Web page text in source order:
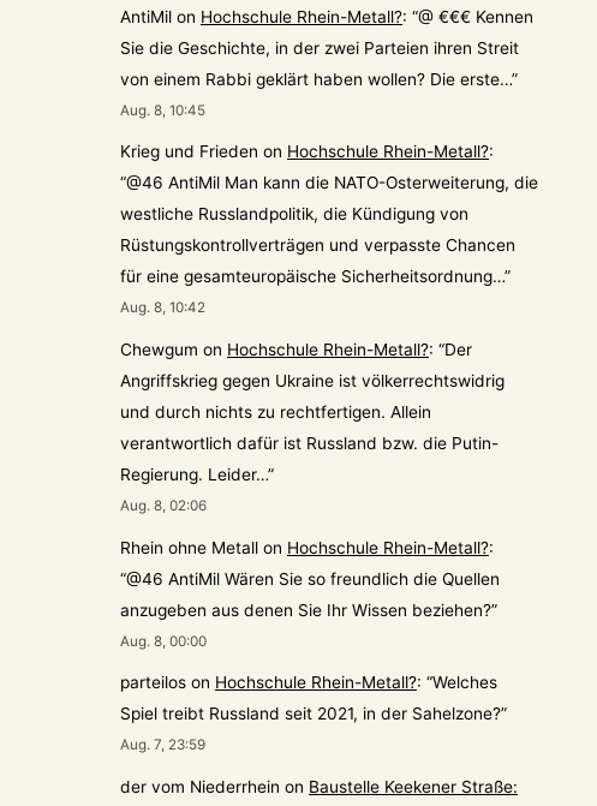
AntiMil on Hochschule Rhein-Metall?: “@ €€€ Kennen
Sie die Geschichte, in der zwei Parteien ihren Streit
von einem Rabbi geklärt haben wollen? Die erste…”
Aug. 8, 10:45
Krieg und Frieden on Hochschule Rhein-Metall?:
“@46 AntiMil Man kann die NATO-Osterweiterung, die
westliche Russlandpolitik, die Kündigung von
Rüstungskontrollverträgen und verpasste Chancen
für eine gesamteuropäische Sicherheitsordnung…”
Aug. 8, 10:42
Chewgum on Hochschule Rhein-Metall?: “Der
Angriffskrieg gegen Ukraine ist völkerrechtswidrig
und durch nichts zu rechtfertigen. Allein
verantwortlich dafür ist Russland bzw. die Putin-
Regierung. Leider…”
Aug. 8, 02:06
Rhein ohne Metall on Hochschule Rhein-Metall?:
“@46 AntiMil Wären Sie so freundlich die Quellen
anzugeben aus denen Sie Ihr Wissen beziehen?”
Aug. 8, 00:00
parteilos on Hochschule Rhein-Metall?: “Welches
Spiel treibt Russland seit 2021, in der Sahelzone?”
Aug. 7, 23:59
der vom Niederrhein on Baustelle Keekener Straße: